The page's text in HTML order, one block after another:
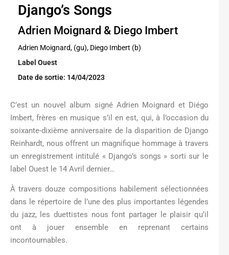
Django’s Songs
Adrien Moignard & Diego Imbert
Adrien Moignard, (gu), Diego Imbert (b)
Label Ouest
Date de sortie: 14/04/2023
C’est un nouvel album signé Adrien Moignard et Diégo
Imbert, frères en musique s’il en est, qui, à l’occasion du
soixante-dixième anniversaire de la disparition de Django
Reinhardt, nous offrent un magnifique hommage à travers
un enregistrement intitulé « Django’s songs » sorti sur le
label Ouest le 14 Avril dernier…
À travers douze compositions habilement sélectionnées
dans le répertoire de l’une des plus importantes légendes
du jazz, les duettistes nous font partager le plaisir qu’il
ont à jouer ensemble en reprenant certains
incontournables.